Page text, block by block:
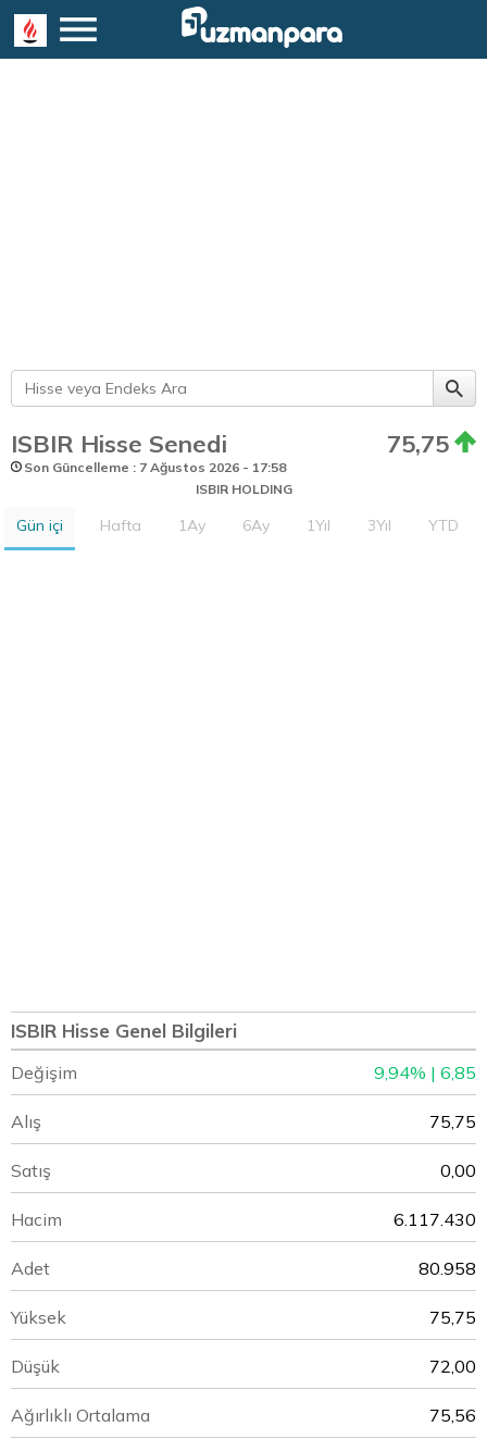
ISBIR Hisse Senedi 75,75
Son Güncelleme : 7 Ağustos 2026 - 17:58
ISBIR HOLDING
Gün içi Hafta 1Ay 6Ay 1Yıl 3Yıl YTD
ISBIR Hisse Genel Bilgileri
Değişim 9,94% | 6,85
Alış 75,75
Satış 0,00
Hacim 6.117.430
Adet 80.958
Yüksek 75,75
Düşük 72,00
Ağırlıklı Ortalama 75,56